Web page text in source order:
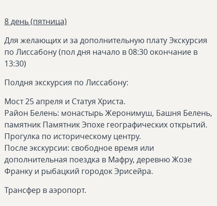
8 день (пятница)
Для желающих и за дополнительную плату Экскурсия
по Лиссабону (пол дня начало в 08:30 окончание в
13:30)
Полдня экскурсия по Лиссабону:
Мост 25 апреля и Статуя Христа.
Район Белень: монастырь Жеронимуш, Башня Белень,
памятник Памятник Эпохе географических открытий.
Прогулка по историческому центру.
После экскурсии: свободное время или
дополнительная поездка в Мафру, деревню Жозе
Франку и рыбацкий городок Эрисейра.
Трансфер в аэропорт.